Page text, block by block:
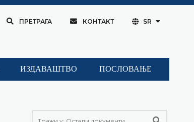
ПРЕТРАГА КОНТАКТ SR
ИЗДАВАШТВО ПОСЛОВАЊЕ